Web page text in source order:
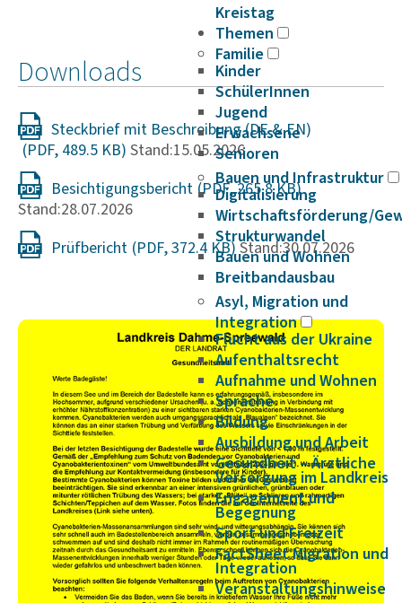
Kreistag
Themen
Familie
Kinder
SchülerInnen
Jugend
Erwachsene
Senioren
Bauen und Infrastruktur
Digitalisierung
Wirtschaftsförderung/
Strukturwandel
Bauen und Wohnen
Breitbandausbau
Asyl, Migration und
Integration
Flucht aus der Ukraine
Aufenthaltsrecht
Aufnahme und Wohnen
Sprache
Bildung
Ausbildung und Arbeit
Gesundheit – Ärztliche
Versorgung im Landkreis
Engagement und
Begegnung
Sport und Freizeit
FactSheet Migration und
Integration
Veranstaltungshinweise
Downloads
Steckbrief mit Beschreibung (DE & EN)
Stand:15.05.2026
Besichtigungsbericht
Stand:28.07.2026
Prüfbericht
Stand:30.07.2026